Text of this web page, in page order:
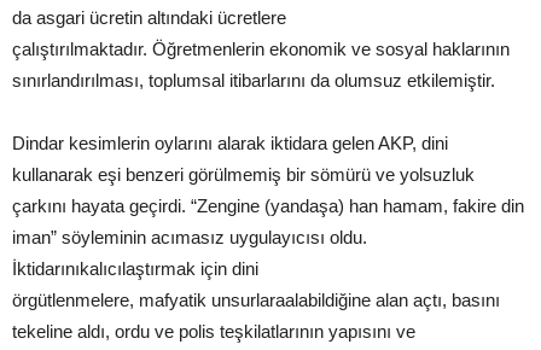
da asgari ücretin altındaki ücretlere
çalıştırılmaktadır. Öğretmenlerin ekonomik ve sosyal haklarının
sınırlandırılması, toplumsal itibarlarını da olumsuz etkilemiştir.
Dindar kesimlerin oylarını alarak iktidara gelen AKP, dini
kullanarak eşi benzeri görülmemiş bir sömürü ve yolsuzluk
çarkını hayata geçirdi. “Zengine (yandaşa) han hamam, fakire din
iman” söyleminin acımasız uygulayıcısı oldu.
İktidarınıkalıcılaştırmak için dini
örgütlenmelere, mafyatik unsurlaraalabildiğine alan açtı, basını
tekeline aldı, ordu ve polis teşkilatlarının yapısını ve